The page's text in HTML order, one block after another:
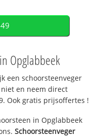
Opglabbeek
een schoorsteenveger
en neem direct
Ook gratis prijsoffertes !
in Opglabbeek
Schoorsteenveger